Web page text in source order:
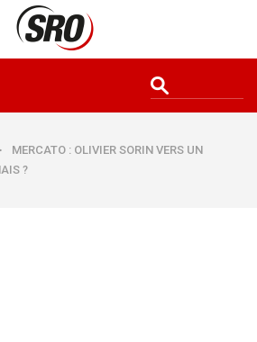
MERCATO : OLIVIER SORIN VERS UN
?